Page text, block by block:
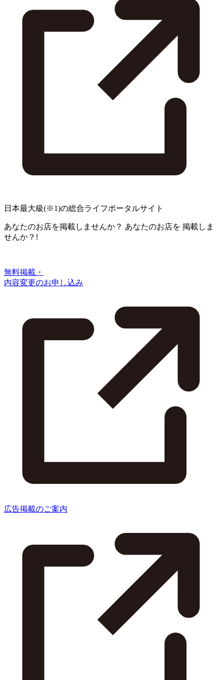
日本最大級(※1)の総合ライフポータルサイト
あなたのお店を掲載しませんか？ あなたのお店を 掲載しま
せんか？!
無料掲載・
内容変更のお申し込み
広告掲載のご案内